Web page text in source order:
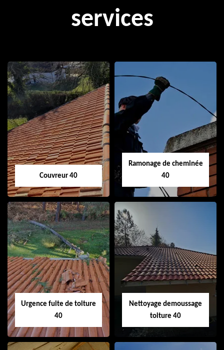
services
Couvreur 40
Couvreur 40
Ramonage de cheminée
40
Ramonage de
cheminée 40
Urgence fuite de toiture
40
Nettoyage demoussage
toiture 40